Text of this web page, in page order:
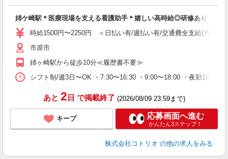
姉ケ崎駅＊医療現場を支える看護助手＊嬉しい高時給◎研修あり
時給1500円〜2250円 ＜日払い有/週払い有/交通費全支給(ガソリ
市原市
姉ヶ崎駅から徒歩10分≪履歴書不要≫
シフト制/週3日〜OK ・7:30〜16:30 ・9:00〜18:00 ・夜勤16:00
あと 2 日 で掲載終了 (2026/08/09 23:59まで)
キープ 応募画面へ進む
かんたん3ステップ！
株式会社コトリオ の他の求人をみる